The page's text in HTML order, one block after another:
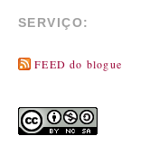
SERVIÇO:
FEED do blogue